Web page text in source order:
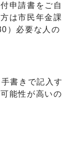
申請書をご自
は市民年金課
）必要な人の
書きで記入す
能性が高いの